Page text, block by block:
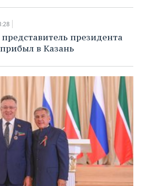
президента
в Казань